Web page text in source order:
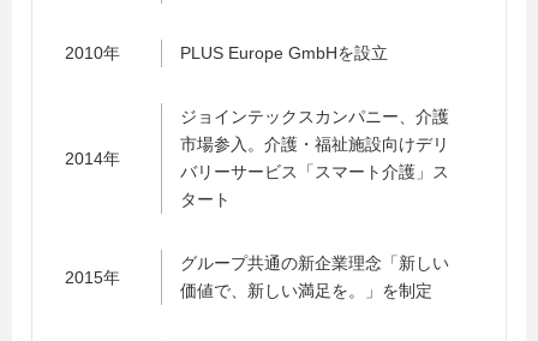
2010年 PLUS Europe GmbHを設立
2014年
ジョインテックスカンパニー、介護
市場参入。介護・福祉施設向けデリ
バリーサービス「スマート介護」ス
タート
2015年
グループ共通の新企業理念「新しい
価値で、新しい満足を。」を制定